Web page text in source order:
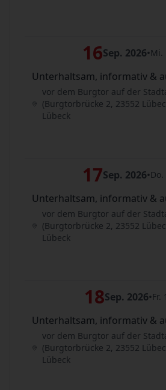
16Sep. 2026•Mi.
Unterhaltsam, informativ &
vor dem Burgtor auf der
(Burgtorbrücke 2, 23552
Lübeck
17Sep. 2026•
Unterhaltsam, informativ &
vor dem Burgtor auf der
(Burgtorbrücke 2, 23552
Lübeck
18Sep. 2026•Fr.
Unterhaltsam, informativ &
vor dem Burgtor auf der
(Burgtorbrücke 2, 23552
Lübeck